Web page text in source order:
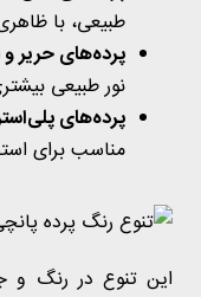
طبیعی، با
پرده‌های حریر و
نور طبیعی
پرده‌های
مناسب برای
این تنوع در رنگ و